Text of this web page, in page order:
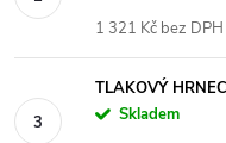
1 321 Kč bez DPH
TLAKOVÝ
Skladem